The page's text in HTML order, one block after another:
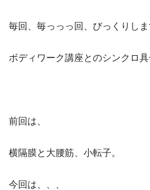
毎回、毎っっっ回、びっくりしま
ボディワーク講座とのシンクロ具
前回は、
横隔膜と大腰筋、小転子。
今回は、、、